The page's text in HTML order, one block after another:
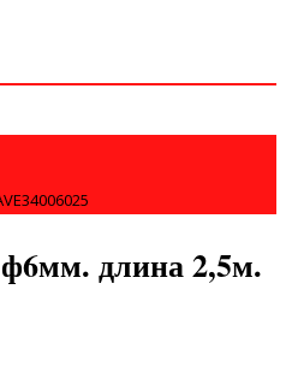
длина 2,5м.